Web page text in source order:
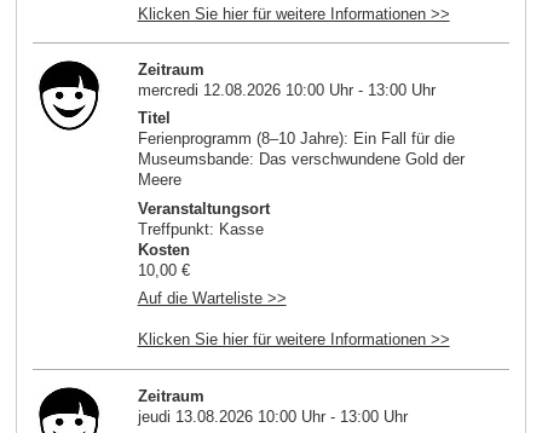
Klicken Sie hier für weitere Informationen >>
Zeitraum
mercredi 12.08.2026 10:00 Uhr - 13:00 Uhr
Titel
Ferienprogramm (8–10 Jahre): Ein Fall für die
Museumsbande: Das verschwundene Gold der
Meere
Veranstaltungsort
Treffpunkt: Kasse
Kosten
10,00 €
Auf die Warteliste >>
Klicken Sie hier für weitere Informationen >>
Zeitraum
jeudi 13.08.2026 10:00 Uhr - 13:00 Uhr